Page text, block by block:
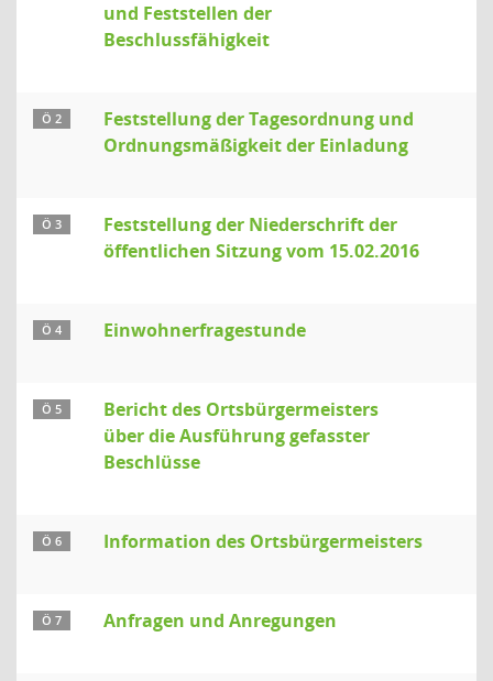
und Feststellen der
Beschlussfähigkeit
Ö 2
Feststellung der Tagesordnung und
Ordnungsmäßigkeit der Einladung
Ö 3
Feststellung der Niederschrift der
öffentlichen Sitzung vom 15.02.2016
Ö 4 Einwohnerfragestunde
Ö 5
Bericht des Ortsbürgermeisters
über die Ausführung gefasster
Beschlüsse
Ö 6 Information des Ortsbürgermeisters
Ö 7 Anfragen und Anregungen